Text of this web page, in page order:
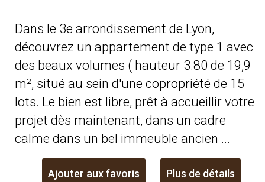
Dans le 3e arrondissement de Lyon,
découvrez un appartement de type 1 avec
des beaux volumes ( hauteur 3.80 de 19,9
m², situé au sein d'une copropriété de 15
lots. Le bien est libre, prêt à accueillir votre
projet dès maintenant, dans un cadre
calme dans un bel immeuble ancien ...
Ajouter aux favoris Plus de détails